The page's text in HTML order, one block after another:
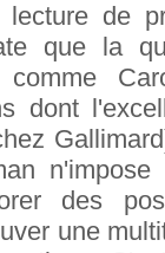
lecture de
que la
comme
dont
des
une